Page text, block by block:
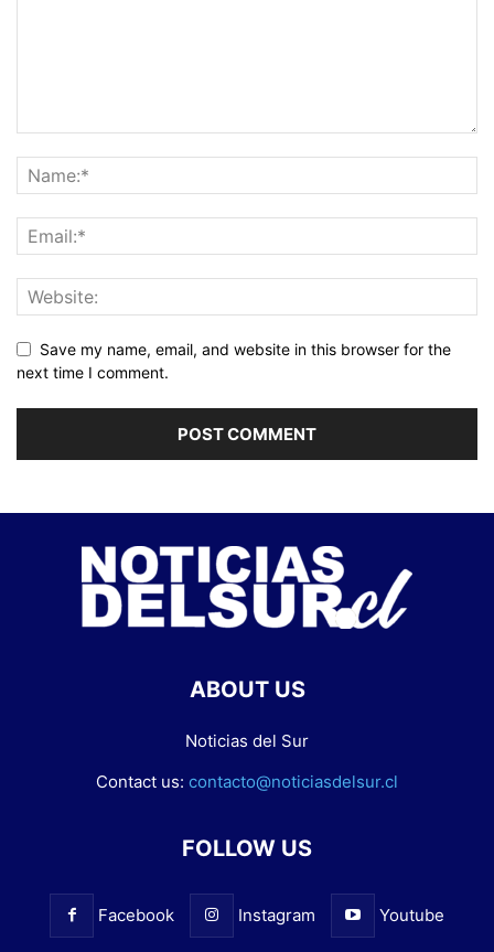
Save my name, email, and website in this browser for the
next time I comment.
ABOUT US
Noticias del Sur
Contact us: contacto@noticiasdelsur.cl
FOLLOW US
Facebook Instagram Youtube